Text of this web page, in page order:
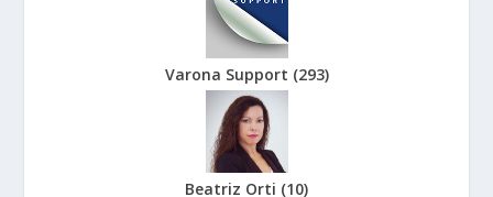
Varona Support (293)
Beatriz Orti (10)